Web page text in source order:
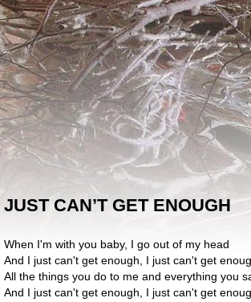
JUST CAN’T GET ENOUGH
When I'm with you baby, I go out of my head
And I just can't get enough, I just can't get
All the things you do to me and everything you
And I just can't get enough, I just can't get